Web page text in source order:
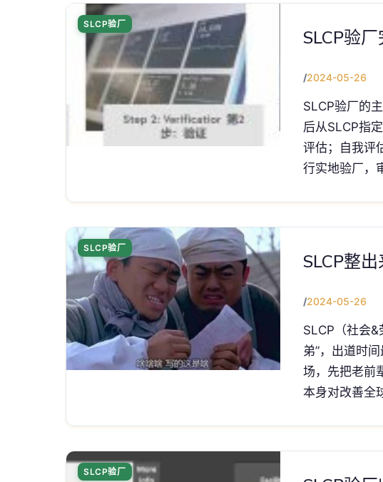
SLCP验
SLCP验厂
/2024-05-26
SLCP验厂的
后从SLCP指
评估；自我评
行实地验厂，
SLCP整
SLCP验厂
/2024-05-26
SLCP（社会
弟”，出道时
场，先把老前
本身对改善全
SLCP验厂